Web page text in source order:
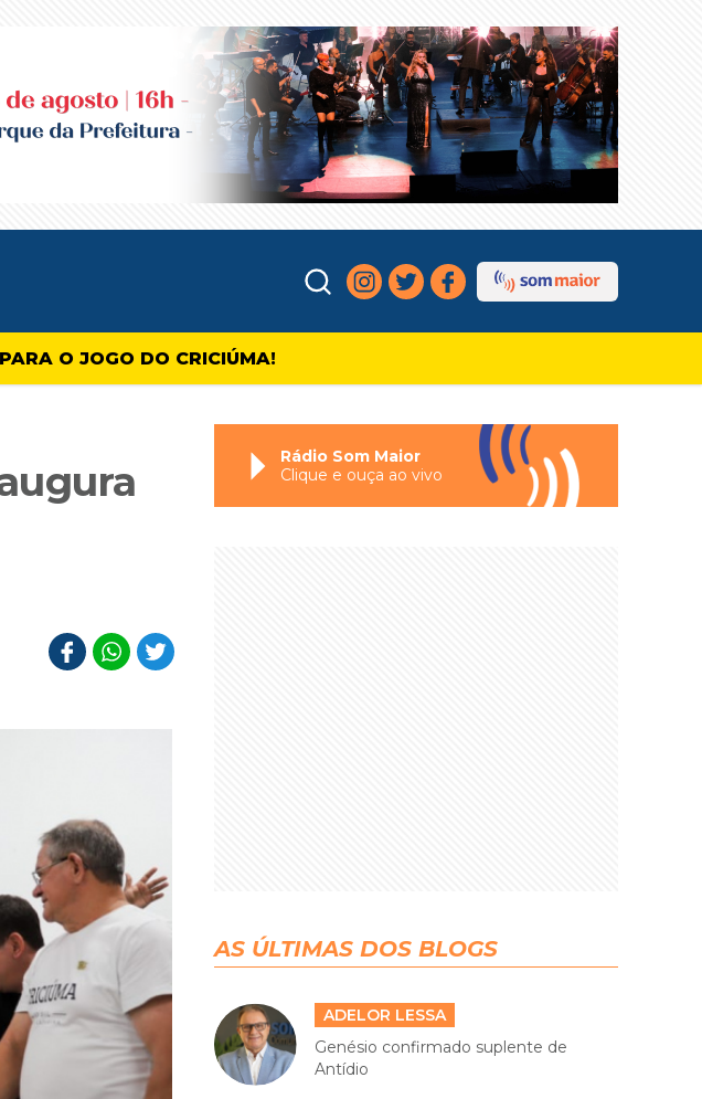
O JOGO DO CRICIÚMA!
Rádio Som Maior
Clique e ouça ao vivo
AS ÚLTIMAS DOS BLOGS
ADELOR LESSA
Genésio confirmado suplente de
Antídio